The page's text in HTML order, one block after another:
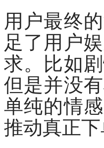
用户最终
足了用户
求。比如
但是并没
单纯的情
推动真正下